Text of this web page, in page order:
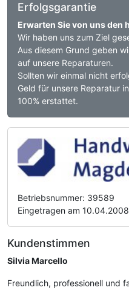
Erfolgsgarantie
Erwarten Sie von uns den
Wir haben uns zum Ziel
Aus diesem Grund geben
auf unsere Reparaturen.
Sollten wir einmal nicht
Geld für unsere Reparatur
100% erstattet.
Betriebsnummer: 39589
Eingetragen am 10.04.2008
Kundenstimmen
Silvia Marcello
Freundlich, professionell und